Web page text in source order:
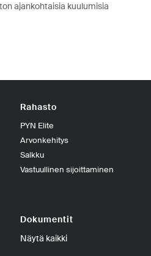
ajankohtaisia kuulumisia
Rahasto
PYN Elite
Arvonkehitys
Salkku
Vastuullinen sijoittaminen
Dokumentit
Näytä kaikki